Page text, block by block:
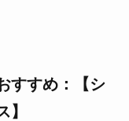
すすめ：【シ